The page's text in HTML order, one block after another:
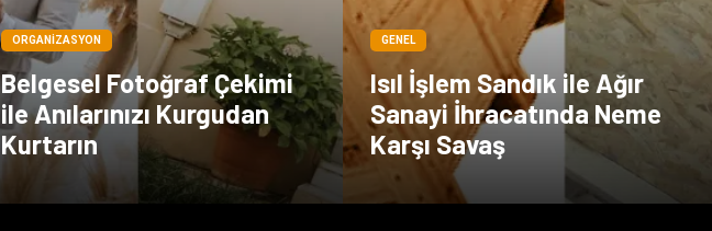
ORGANIZASYON
Belgesel Fotoğraf Çekimi
ile Anılarınızı Kurgudan
Kurtarın
GENEL
Isıl İşlem Sandık ile Ağır
Sanayi İhracatında Neme
Karşı Savaş